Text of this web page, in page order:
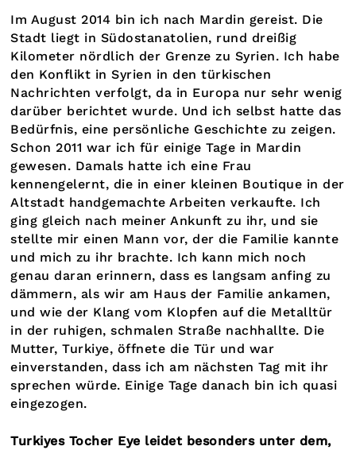
Im August 2014 bin ich nach Mardin gereist. Die
Stadt liegt in Südostanatolien, rund dreißig
Kilometer nördlich der Grenze zu Syrien. Ich habe
den Konflikt in Syrien in den türkischen
Nachrichten verfolgt, da in Europa nur sehr wenig
darüber berichtet wurde. Und ich selbst hatte das
Bedürfnis, eine persönliche Geschichte zu zeigen.
Schon 2011 war ich für einige Tage in Mardin
gewesen. Damals hatte ich eine Frau
kennengelernt, die in einer kleinen Boutique in der
Altstadt handgemachte Arbeiten verkaufte. Ich
ging gleich nach meiner Ankunft zu ihr, und sie
stellte mir einen Mann vor, der die Familie kannte
und mich zu ihr brachte. Ich kann mich noch
genau daran erinnern, dass es langsam anfing zu
dämmern, als wir am Haus der Familie ankamen,
und wie der Klang vom Klopfen auf die Metalltür
in der ruhigen, schmalen Straße nachhallte. Die
Mutter, Turkiye, öffnete die Tür und war
einverstanden, dass ich am nächsten Tag mit ihr
sprechen würde. Einige Tage danach bin ich quasi
eingezogen.
Turkiyes Tocher Eye leidet besonders unter dem,